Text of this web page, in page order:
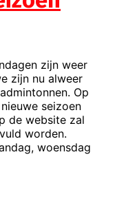
zijn weer
zijn nu alweer
Op
seizoen
de website zal
worden.
woensdag